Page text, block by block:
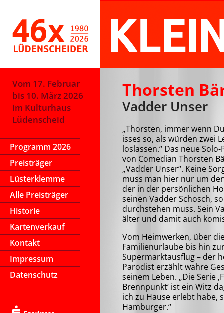
Vom 17. Februar
bis 10. März 2026
im Kulturhaus
Lüdenscheid
Programm 2026
Preisträger
Lüsterklemme
Alle Preisträger
Historie
Kartenverkauf
Kontakt
Impressum
Datenschutz
Thorsten
Vadder Unser
„Thorsten, immer wenn
isses so, als würden zwei
loslassen.“ Das neue
von Comedian Thorsten
„Vadder Unser“. Keine
muss man hier nur um
der in der persönlichen
seinen Vadder Schosch,
durchstehen muss. Sein
älter und damit auch
Vom Heimwerken, über
Familienurlaube bis hin
Supermarktausflug – der
Parodist erzählt wahre
seinem Leben. „Die Serie
Brennpunkt‘ ist ein Witz
ich zu Hause erlebt habe,
Hamburger.“